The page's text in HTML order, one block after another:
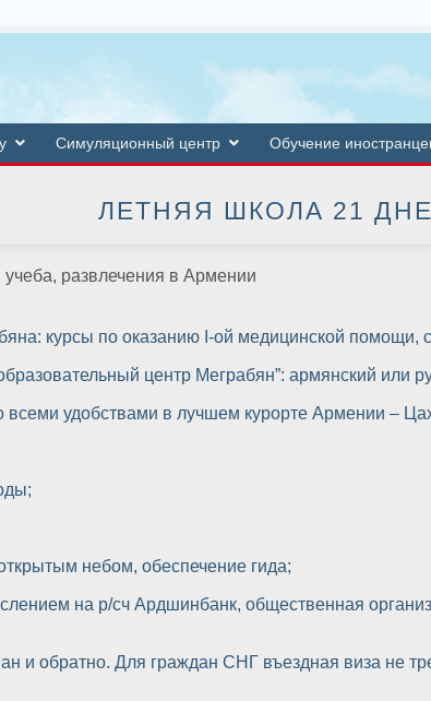
Симуляционный центр Обучение
ЛЕТНЯЯ ШКОЛА 21
развлечения в Армении
курсы по оказанию I-ой медицинской помощи,
центр Меграбян”: армянский или
удобствами в лучшем курорте Армении –
небом, обеспечение гида;
на р/cч Ардшинбанк, общественная
и обратно. Для граждан СНГ въездная виза не